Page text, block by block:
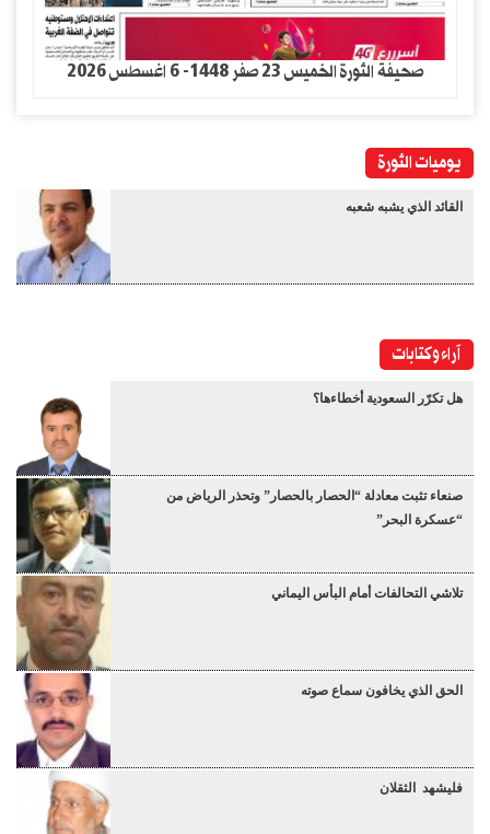
صحيفة الثورة الخميس 23 صفر 1448- 6 اغسطس 2026
يوميات الثورة
القائد الذي يشبه شعبه
آراء وكتابات
هل تكرّر السعودية أخطاءها؟
صنعاء تثبت معادلة “الحصار بالحصار” وتحذر الرياض من
“عسكرة البحر”
تلاشي التحالفات أمام البأس اليماني
الحق الذي يخافون سماع صوته
فليشهد الثقلان